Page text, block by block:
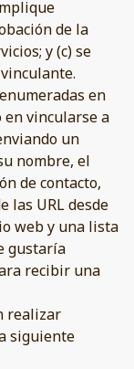
de la
y (c) se
en
vincularse a
un
nombre, el
de contacto,
las URL desde
web y una lista
gustaría
recibir una
realizar
siguiente